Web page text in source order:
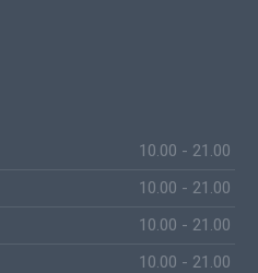
10.00 - 21.00
10.00 - 21.00
10.00 - 21.00
10.00 - 21.00